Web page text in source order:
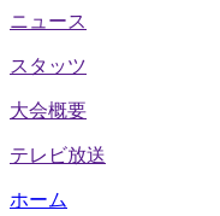
ニュース
スタッツ
大会概要
テレビ放送
ホーム